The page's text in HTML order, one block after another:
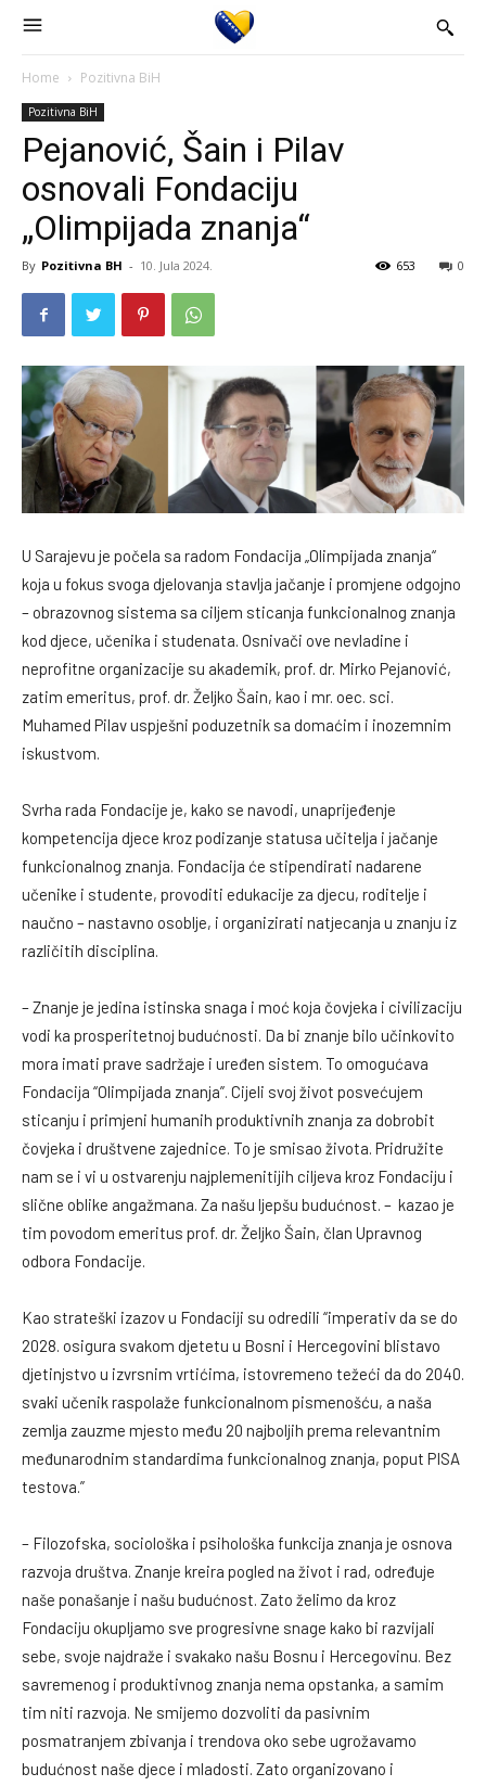
Home Pozitivna BiH
Pozitivna BiH
Pejanović, Šain i Pilav
osnovali Fondaciju
„Olimpijada znanja“
By Pozitivna BH - 10. Jula 2024. 0
653
U Sarajevu je počela sa radom Fondacija „Olimpijada znanja“
koja u fokus svoga djelovanja stavlja jačanje i promjene odgojno
– obrazovnog sistema sa ciljem sticanja funkcionalnog znanja
kod djece, učenika i studenata. Osnivači ove nevladine i
neprofitne organizacije su akademik, prof. dr. Mirko Pejanović,
zatim emeritus, prof. dr. Željko Šain, kao i mr. oec. sci.
Muhamed Pilav uspješni poduzetnik sa domaćim i inozemnim
iskustvom.
Svrha rada Fondacije je, kako se navodi, unaprijeđenje
kompetencija djece kroz podizanje statusa učitelja i jačanje
funkcionalnog znanja. Fondacija će stipendirati nadarene
učenike i studente, provoditi edukacije za djecu, roditelje i
naučno – nastavno osoblje, i organizirati natjecanja u znanju iz
različitih disciplina.
– Znanje je jedina istinska snaga i moć koja čovjeka i civilizaciju
vodi ka prosperitetnoj budućnosti. Da bi znanje bilo učinkovito
mora imati prave sadržaje i uređen sistem. To omogućava
Fondacija “Olimpijada znanja”. Cijeli svoj život posvećujem
sticanju i primjeni humanih produktivnih znanja za dobrobit
čovjeka i društvene zajednice. To je smisao života. Pridružite
nam se i vi u ostvarenju najplemenitijih ciljeva kroz Fondaciju i
slične oblike angažmana. Za našu ljepšu budućnost. – kazao je
tim povodom emeritus prof. dr. Željko Šain, član Upravnog
odbora Fondacije.
Kao strateški izazov u Fondaciji su odredili “imperativ da se do
2028. osigura svakom djetetu u Bosni i Hercegovini blistavo
djetinjstvo u izvrsnim vrtićima, istovremeno težeći da do 2040.
svaki učenik raspolaže funkcionalnom pismenošću, a naša
zemlja zauzme mjesto među 20 najboljih prema relevantnim
međunarodnim standardima funkcionalnog znanja, poput PISA
testova.”
– Filozofska, sociološka i psihološka funkcija znanja je osnova
razvoja društva. Znanje kreira pogled na život i rad, određuje
naše ponašanje i našu budućnost. Zato želimo da kroz
Fondaciju okupljamo sve progresivne snage kako bi razvijali
sebe, svoje najdraže i svakako našu Bosnu i Hercegovinu. Bez
savremenog i produktivnog znanja nema opstanka, a samim
tim niti razvoja. Ne smijemo dozvoliti da pasivnim
posmatranjem zbivanja i trendova oko sebe ugrožavamo
budućnost naše djece i mladosti. Zato organizovano i